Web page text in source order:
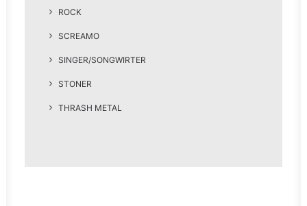
ROCK
SCREAMO
SINGER/SONGWIRTER
STONER
THRASH METAL